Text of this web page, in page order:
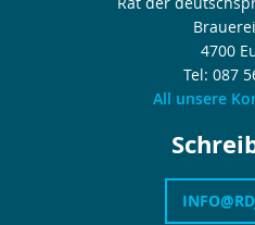
4700
Tel: 087
All unsere